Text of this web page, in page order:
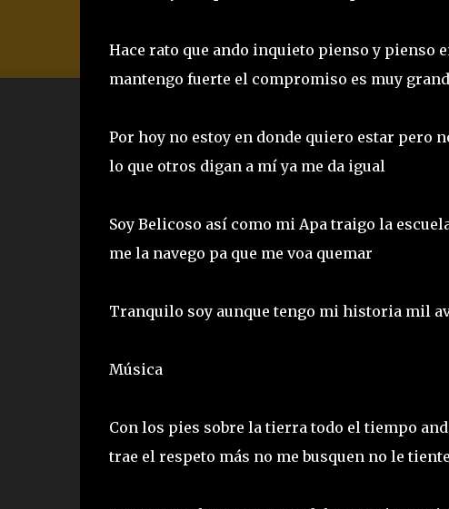
Hace rato que ando inquieto pienso y pienso
mantengo fuerte el compromiso es muy
Por hoy no estoy en donde quiero estar pero
lo que otros digan a mí ya me da igual
Soy Belicoso así como mi Apa traigo la
me la navego pa que me voa quemar
Tranquilo soy aunque tengo mi historia mil
Música
Con los pies sobre la tierra todo el tiempo
trae el respeto más no me busquen no le